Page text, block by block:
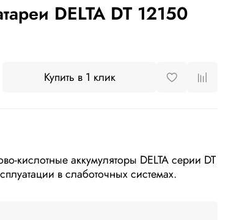
DELTA DT 12150
Купить в 1 клик
кислотные аккумуляторы DELTA серии DT
в слаботочных системах.